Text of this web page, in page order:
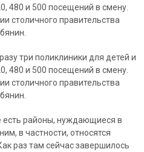
480 и 500 посещений в смену.
столичного правительства
три поликлиники для детей и
480 и 500 посещений в смену.
столичного правительства
есть районы, нуждающиеся в
в частности, относятся
раз там сейчас завершилось